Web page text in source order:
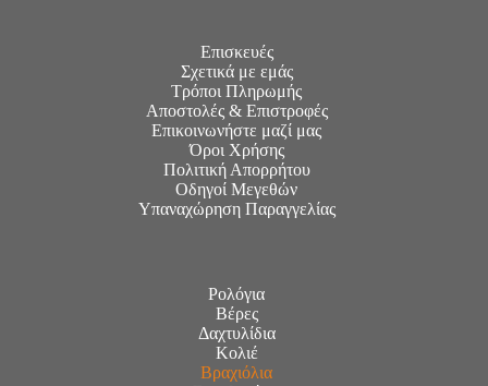
Επισκευές
Σχετικά με εμάς
Τρόποι Πληρωμής
Αποστολές & Επιστροφές
Επικοινωνήστε μαζί μας
Όροι Χρήσης
Πολιτική Απορρήτου
Οδηγοί Μεγεθών
Υπαναχώρηση Παραγγελίας
Ρολόγια
Βέρες
Δαχτυλίδια
Κολιέ
Βραχιόλια